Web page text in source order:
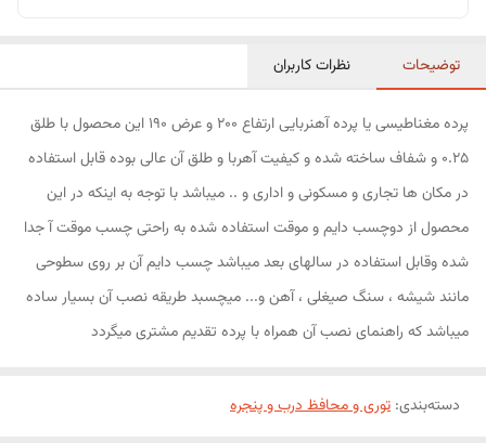
توضیحات نظرات کاربران
پرده مغناطیسی یا پرده آهنربایی ارتفاع 200 و عرض 190 این محصول با طلق
0.25 و شفاف ساخته شده و کیفیت آهربا و طلق آن عالی بوده قابل استفاده
در مکان ها تجاری و مسکونی و اداری و .. میباشد با توجه به اینکه در این
محصول از دوچسب دایم و موقت استفاده شده به راحتی چسب موقت آ جدا
شده وقابل استفاده در سالهای بعد میباشد چسب دایم آن بر روی سطوحی
مانند شیشه ، سنگ صیغلی ، آهن و... میچسبد طریقه نصب آن بسیار ساده
میباشد که راهنمای نصب آن همراه با پرده تقدیم مشتری میگردد
دسته‌بندی: توری و محافظ درب و پنجره